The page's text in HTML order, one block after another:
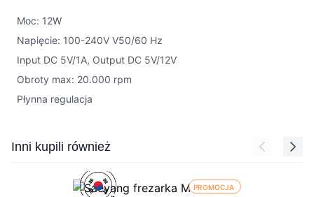
Moc: 12W
Napięcie: 100-240V V50/60 Hz
Input DC 5V/1A, Output DC 5V/12V
Obroty max: 20.000 rpm
Płynna regulacja
Press to skip carousel
Inni kupili również
PROMOCJA